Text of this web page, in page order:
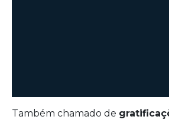
Também chamado de